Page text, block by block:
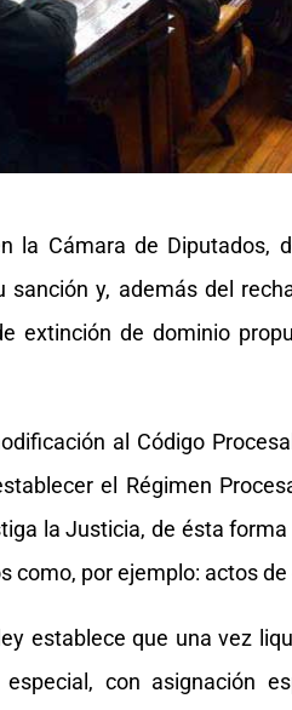
la Cámara de Diputados,
sanción y, además del
extinción de dominio
al Código
el Régimen
la Justicia, de ésta
como, por ejemplo: actos
establece que una vez
con asignación